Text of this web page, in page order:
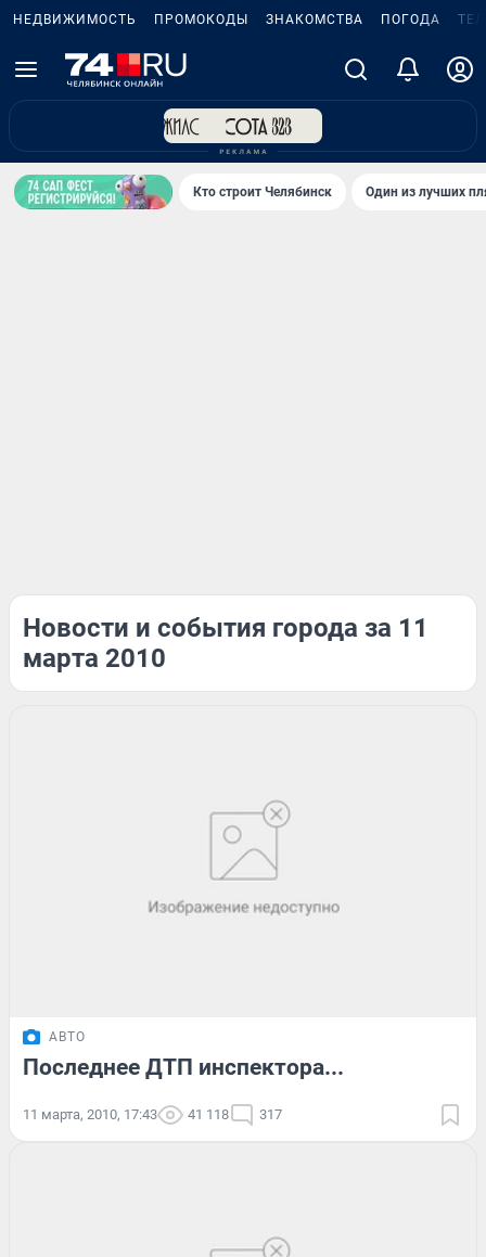
НЕДВИЖИМОСТЬ ПРОМОКОДЫ ЗНАКОМСТВА ПОГОДА
Кто строит Челябинск Один из лучших
Новости и события города за 11
марта 2010
АВТО
Последнее ДТП инспектора...
11 марта, 2010, 17:43 41 118 317